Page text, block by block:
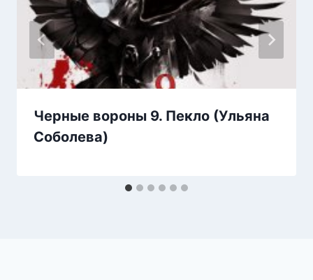
Черные вороны 9. Пекло (Ульяна
Соболева)